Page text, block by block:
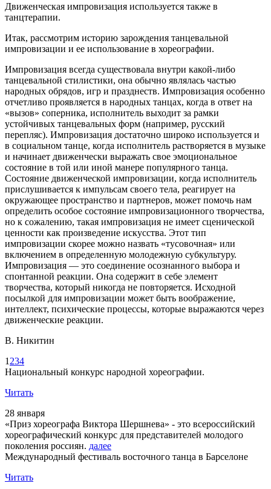
Движенческая импровизация используется также в
танцтерапии.
Итак, рассмотрим историю зарождения танцевальной
импровизации и ее использование в хореографии.
Импровизация всегда существовала внутри какой-либо
танцевальной стилистики, она обычно являлась частью
народных обрядов, игр и празднеств. Импровизация особенно
отчетливо проявляется в народных танцах, когда в ответ на
«вызов» соперника, исполнитель выходит за рамки
устойчивых танцевальных форм (например, русский
перепляс). Импровизация достаточно широко используется и
в социальном танце, когда исполнитель растворяется в музыке
и начинает движенчески выражать свое эмоциональное
состояние в той или иной манере популярного танца.
Состояние движенческой импровизации, когда исполнитель
прислушивается к импульсам своего тела, реагирует на
окружающее пространство и партнеров, может помочь нам
определить особое состояние импровизационного творчества,
но к сожалению, такая импровизация не имеет сценической
ценности как произведение искусства. Этот тип
импровизации скорее можно назвать «тусовочная» или
включением в определенную молодежную субкультуру.
Импровизация — это соединение осознанного выбора и
спонтанной реакции. Она содержит в себе элемент
творчества, который никогда не повторяется. Исходной
посылкой для импровизации может быть воображение,
интеллект, психические процессы, которые выражаются через
движенческие реакции.
В. Никитин
1 234
Национальный конкурс народной хореографии.
Читать
28 января
«Приз хореографа Виктора Шершнева» - это всероссийский
хореографический конкурс для представителей молодого
поколения россиян. далее
Международный фестиваль восточного танца в Барселоне
Читать